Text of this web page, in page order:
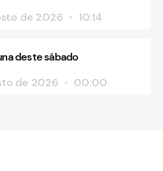
de 2026
10:14
deste sábado
de 2026
00:00